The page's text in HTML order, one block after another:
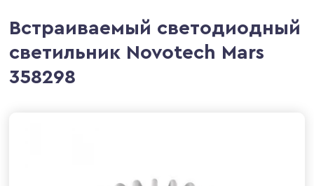
Встраиваемый светодиодный
светильник Novotech Mars
358298